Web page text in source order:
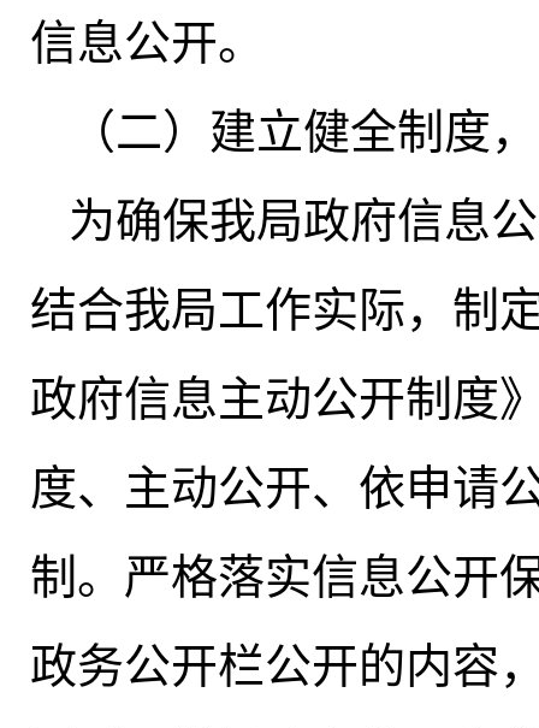
信息公开。
（二）建立健全制度，
为确保我局政府信息
结合我局工作实际，制
政府信息主动公开制度
度、主动公开、依申请
制。严格落实信息公开
政务公开栏公开的内容